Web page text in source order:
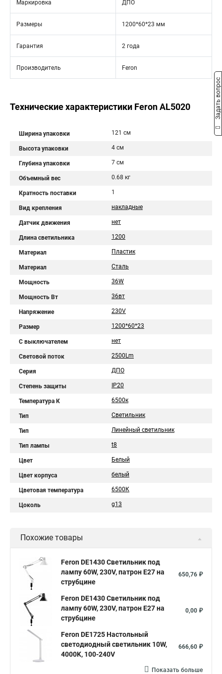
Маркировка ДПО
Размеры 1200*60*23 мм
Гарантия 2 года
Производитель Feron
Технические характеристики Feron AL5020
Ширина упаковки 121 см
Высота упаковки 4 см
Глубина упаковки 7 см
Объемный вес 0.68 кг
Кратность поставки 1
Вид крепления накладные
Датчик движения нет
Длина светильника 1200
Материал Пластик
Материал Сталь
Мощность 36W
Мощность Вт 36вт
Напряжение 230V
Размер 1200*60*23
С выключателем нет
Световой поток 2500Lm
Серия ДПО
Степень защиты IP20
Температура К 6500к
Тип Светильник
Тип Линейный светильник
Тип лампы t8
Цвет Белый
Цвет корпуса белый
Цветовая температура 6500К
Цоколь g13
Похожие товары
Feron DE1430 Светильник под
лампу 60W, 230V, патрон E27 на
струбцине
650,76 ₽
Feron DE1430 Светильник под
лампу 60W, 230V, патрон E27 на
струбцине
0,00 ₽
Feron DE1725 Настольный
светодиодный светильник 10W,
4000K, 100-240V
666,60 ₽
Показать больше
Задать вопрос